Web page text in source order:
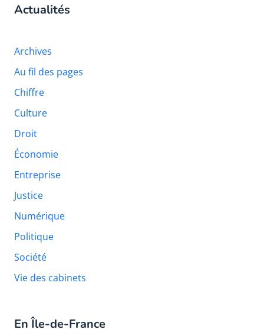
Actualités
Archives
Au fil des pages
Chiffre
Culture
Droit
Économie
Entreprise
Justice
Numérique
Politique
Société
Vie des cabinets
En Île-de-France